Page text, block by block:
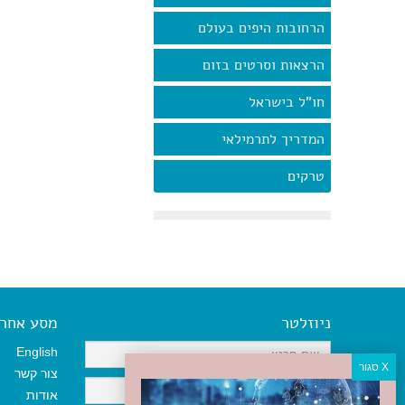
הרחובות היפים בעולם
הרצאות וסרטים בזום
חו"ל בישראל
המדריך לתרמילאי
טרקים
ניוזלטר מסע אחר
English
צור קשר
אודות